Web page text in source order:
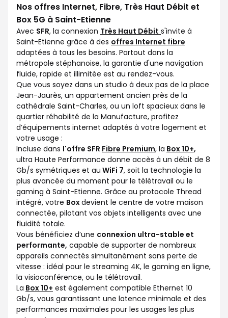
Nos offres Internet, Fibre, Très Haut Débit et
Box 5G à Saint-Etienne
Avec SFR, la connexion Très Haut Débit s'invite à
Saint-Etienne grâce à des offres Internet fibre
adaptées à tous les besoins. Partout dans la
métropole stéphanoise, la garantie d'une navigation
fluide, rapide et illimitée est au rendez-vous.
Que vous soyez dans un studio à deux pas de la place
Jean-Jaurès, un appartement ancien près de la
cathédrale Saint-Charles, ou un loft spacieux dans le
quartier réhabilité de la Manufacture, profitez
d’équipements internet adaptés à votre logement et
votre usage :
Incluse dans l'offre SFR Fibre Premium, la Box 10+,
ultra Haute Performance donne accès à un débit de 8
Gb/s symétriques et au WiFi 7, soit la technologie la
plus avancée du moment pour le télétravail ou le
gaming à Saint-Etienne. Grâce au protocole Thread
intégré, votre Boxdevient le centre de votre maison
connectée, pilotant vos objets intelligents avec une
fluidité totale.
Vous bénéficiez d’une connexion ultra-stable et
performante, capable de supporter de nombreux
appareils connectés simultanément sans perte de
vitesse : idéal pour le streaming 4K, le gaming en ligne,
la visioconférence, ou le télétravail.
La Box 10+ est également compatible Ethernet 10
Gb/s, vous garantissant une latence minimale et des
performances maximales pour les usages les plus